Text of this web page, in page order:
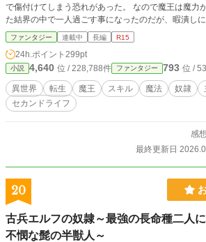
で傷付けてしまう恐れがあった。 なので魔王は魔力
た結界の中で一人過ごす事になったのだが、暇潰し
無い寿命を前にすると焼け石に水であった。 暇に耐えられなくなった魔王は
その魔王生を終わらせるべく自分を殺そうと召喚魔
る。 神に自分を殺してくれと魔王は頼んだが条件を出された。
至った魔王に神になるか人族として転生するかを選
に至る程の魂を完全に浄化するのは難しいので、そ
大きく力を減らした状態で転生するかしか選択肢が無いらし
退屈はうんざりだと言う事で神になって下界の管理
魔王様がセカンドライフを送っていくストーリーで
小説家になろう様にも投稿しております！
ファンタジー 連載中 長編 R15
24h.ポイント 299pt
小説 4,640 位 / 228,788件 ファンタジー 793 位 /
異世界 転生 魔王 スキル 魔法 奴隷
セカンドライフ
感
最終更新日
20
古兵エルフの奴隷～最強の長命種二人
不憫な髭の半獣人～